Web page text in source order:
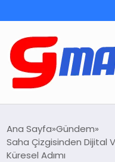
DEMOLAR
Ana Sayfa Gündem
Saha Çizgisinden Dijital
Küresel Adımı